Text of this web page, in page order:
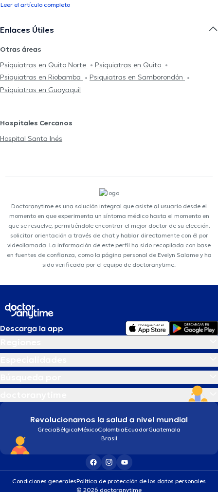
Leer el artículo completo
Enlaces Útiles
Otras áreas
Psiquiatras en Quito Norte
Psiquiatras en Quito
Psiquiatras en Riobamba
Psiquiatras en Samborondón
Psiquiatras en Guayaquil
Hospitales Cercanos
Hospital Santa Inés
Doctoranytime es una solución integral que asiste al usuario desde el
momento en que experimenta un síntoma médico hasta el momento en
que se resuelve, permitiéndole encontrar el mejor doctor de su elección,
solicitar orientación a través de chat y hablar directamente con él por
videollamada. La información de este perfil ha sido recopilada con base
en fuentes de confianza, como la página personal de Evelyn Salame y ha
sido verificada por el equipo de doctoranytime.
Descarga la app
Revolucionamos la salud a nivel mundial
GreciaBélgicaMéxicoColombiaEcuadorGuatemala
Brasil
Condiciones generalesPolítica de protección de los datos personales
© 2026 doctoranytime